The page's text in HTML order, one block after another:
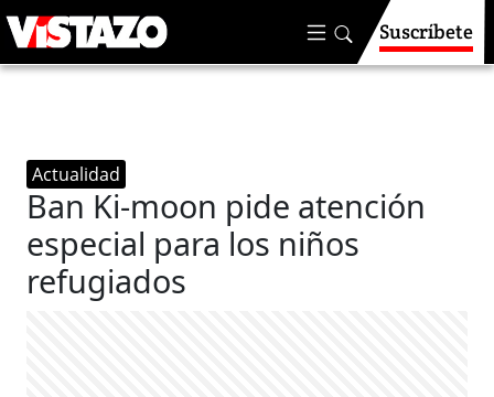
Suscríbete
Actualidad
Ban Ki-moon pide atención
especial para los niños
refugiados